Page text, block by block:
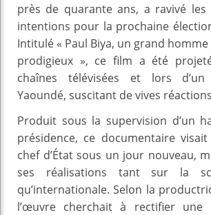
près de quarante ans, a ravivé les
intentions pour la prochaine
Intitulé « Paul Biya, un grand homme
prodigieux », ce film a été
chaînes télévisées et lors
Yaoundé, suscitant de vives
Produit sous la supervision d’un
présidence, ce documentaire
chef d’État sous un jour nouveau,
ses réalisations tant sur la
qu’internationale. Selon la
l’œuvre cherchait à rectifier une